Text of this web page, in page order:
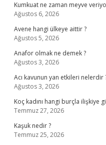
Kumkuat ne zaman meyve
Ağustos 6, 2026
Avene hangi ülkeye aittir ?
Ağustos 5, 2026
Anafor olmak ne demek ?
Ağustos 3, 2026
Acı kavunun yan etkileri nelerdir
Ağustos 3, 2026
Koç kadını hangi burçla ilişkiye
Temmuz 27, 2026
Kaşuk nedir ?
Temmuz 25, 2026